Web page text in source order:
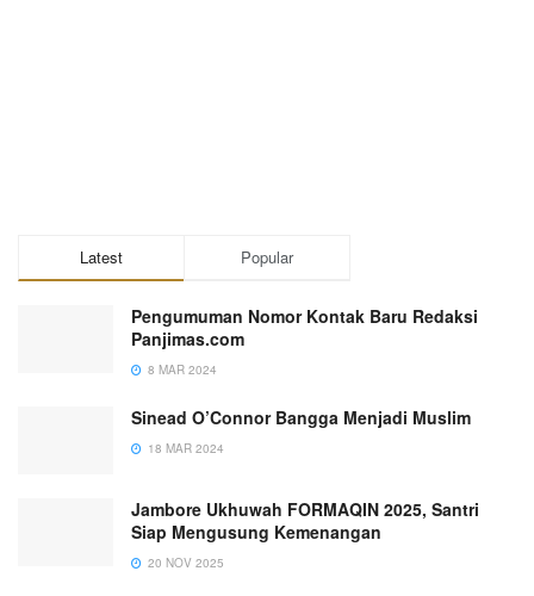
Latest Popular
Pengumuman Nomor Kontak Baru Redaksi
Panjimas.com
8 MAR 2024
Sinead O’Connor Bangga Menjadi Muslim
18 MAR 2024
Jambore Ukhuwah FORMAQIN 2025, Santri
Siap Mengusung Kemenangan
20 NOV 2025